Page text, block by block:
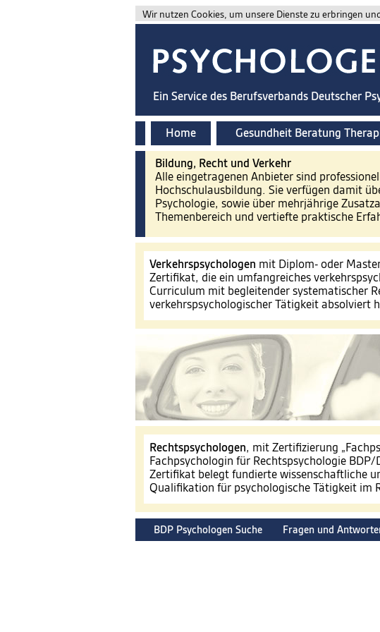
Wir nutzen Cookies, um unsere Dienste zu erbringen
Ein Service des Berufsverbands Deutscher
Home Gesundheit Beratung
Bildung, Recht und Verkehr
Alle eingetragenen Anbieter sind
Hochschulausbildung. Sie verfügen damit
Psychologie, sowie über mehrjährige
Themenbereich und vertiefte praktische
Verkehrspsychologen mit Diplom- oder
Zertifikat, die ein umfangreiches
Curriculum mit begleitender systematischer
verkehrspsychologischer Tätigkeit absolviert
​Rechtspsychologen, mit Zertifizierung
Fachpsychologin für Rechtspsychologie BDP/
Zertifikat belegt fundierte wissenschaftliche
Qualifikation für psychologische Tätigkeit im
BDP Psychologen Suche Fragen und